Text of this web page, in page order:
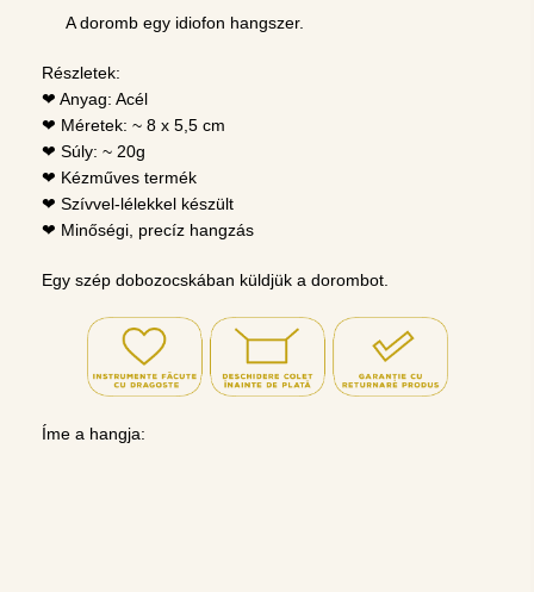
A doromb egy idiofon hangszer.
Részletek:
❤ Anyag: Acél
❤ Méretek: ~ 8 x 5,5 cm
❤ Súly: ~ 20g
❤ Kézműves termék
❤ Szívvel-lélekkel készült
❤ Minőségi, precíz hangzás
Egy szép dobozocskában küldjük a dorombot.
Íme a hangja: